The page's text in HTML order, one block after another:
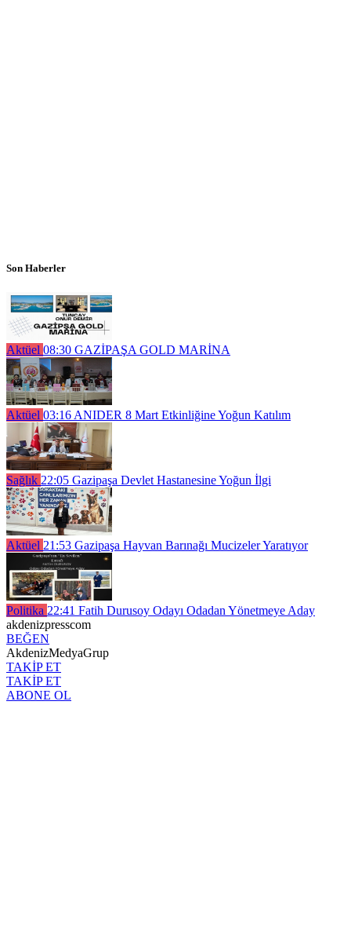
Son Haberler
Aktüel 08:30 GAZİPAŞA GOLD MARİNA
Aktüel 03:16 ANIDER 8 Mart Etkinliğine Yoğun Katılım
Sağlık 22:05 Gazipaşa Devlet Hastanesine Yoğun İlgi
Aktüel 21:53 Gazipaşa Hayvan Barınağı Mucizeler Yaratıyor
Politika 22:41 Fatih Durusoy Odayı Odadan Yönetmeye Aday
akdenizpresscom
BEĞEN
AkdenizMedyaGrup
TAKİP ET
TAKİP ET
ABONE OL